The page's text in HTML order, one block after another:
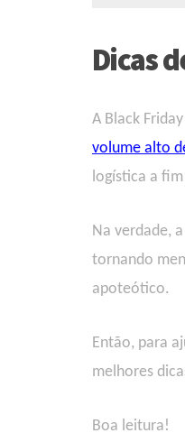
Dicas
A Black Friday
volume alto
logística a
Na verdade,
tornando
apoteótico.
Então, para
melhores
Boa leitura!